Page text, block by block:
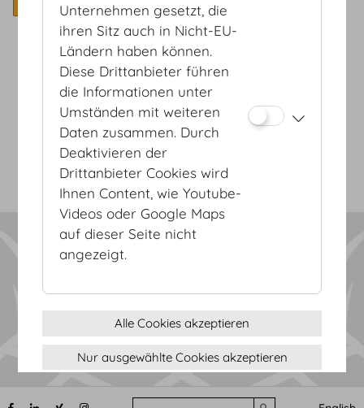
(c) 2026 Hofburg Vienna, Heldenplatz, 1010 Wien
Cookie Einstellungen
Unternehmen gesetzt, die
ihren Sitz auch in Nicht-EU-
Ländern haben können.
Diese Drittanbieter führen
die Informationen unter
Umständen mit weiteren
Daten zusammen. Durch
Deaktivieren der
Drittanbieter Cookies wird
Ihnen Content, wie Youtube-
Videos oder Google Maps
auf dieser Seite nicht
angezeigt.
Alle Cookies akzeptieren
Nur ausgewählte Cookies akzeptieren